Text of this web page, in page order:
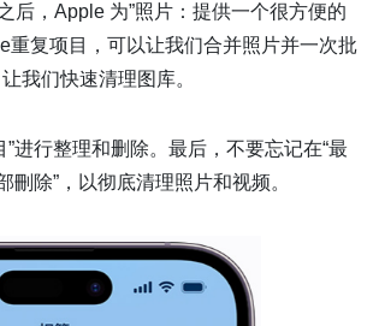
后，Apple 为”照片：提供一个很方便的
重复项目，可以让我们合并照片并一次批
我们快速清理图库。
”进行整理和删除。最后，不要忘记在“最
刪除”，以彻底清理照片和视频。